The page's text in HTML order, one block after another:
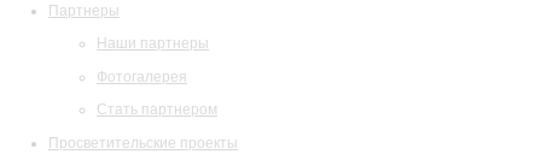
Партнеры
Наши партнеры
Фотогалерея
Стать партнером
Просветительские проекты